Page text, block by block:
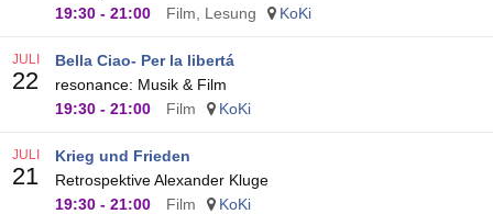
19:30 - 21:00 Film, Lesung KoKi
Bella Ciao- Per la libertá
resonance: Musik & Film
19:30 - 21:00 Film KoKi
JULI
22
Krieg und Frieden
Retrospektive Alexander Kluge
19:30 - 21:00 Film KoKi
JULI
21